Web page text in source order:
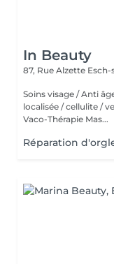
In Beauty
87, Rue Alzette Esch-
Soins visage / Anti
localisée / cellulite /
Vaco-Thérapie Mas...
Réparation